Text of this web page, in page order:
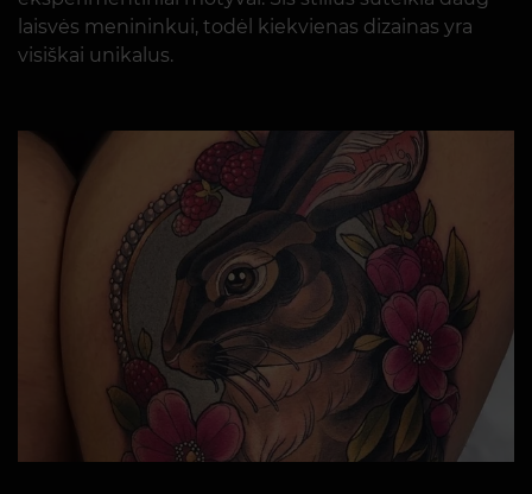
laisvės menininkui, todėl kiekvienas dizainas yra
visiškai unikalus.